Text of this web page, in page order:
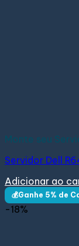
Monte seu
Servidor Dell
Adicionar ao
💰Ganhe 5% de
-18%